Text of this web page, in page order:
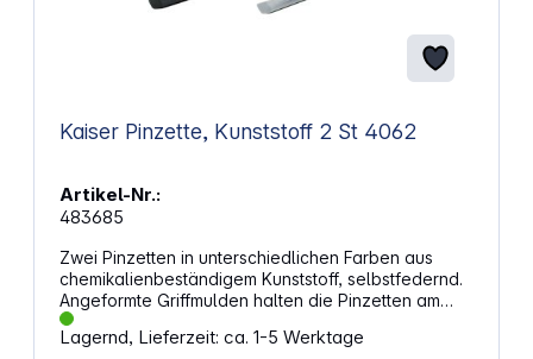
Kaiser Pinzette, Kunststoff 2 St 4062
Artikel-Nr.:
483685
Zwei Pinzetten in unterschiedlichen Farben aus
chemikalienbeständigem Kunststoff, selbstfedernd.
Angeformte Griffmulden halten die Pinzetten am
Lagernd, Lieferzeit: ca. 1-5 Werktage